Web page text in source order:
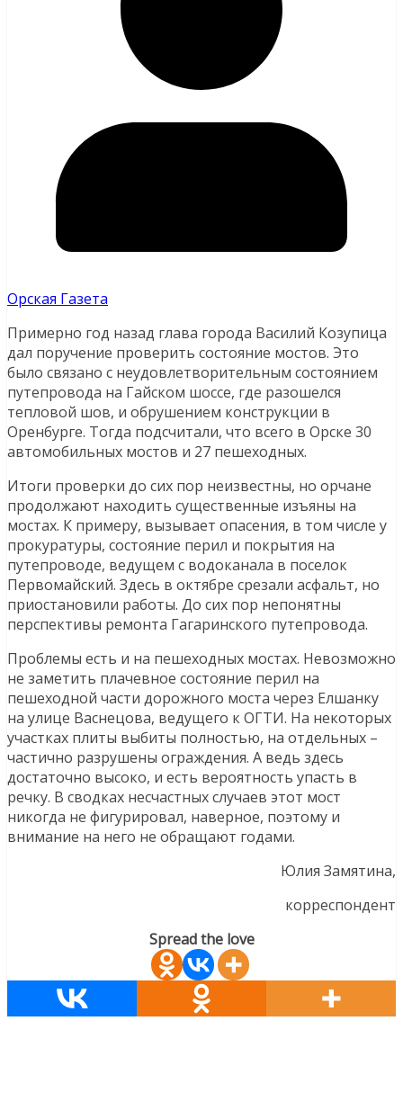
Орская Газета
Примерно год назад глава города Василий Козупица
дал поручение проверить состояние мостов. Это
было связано с неудовлетворительным состоянием
путепровода на Гайском шоссе, где разошелся
тепловой шов, и обрушением конструкции в
Оренбурге. Тогда подсчитали, что всего в Орске 30
автомобильных мостов и 27 пешеходных.
Итоги проверки до сих пор неизвестны, но орчане
продолжают находить существенные изъяны на
мостах. К примеру, вызывает опасения, в том числе у
прокуратуры, состояние перил и покрытия на
путепроводе, ведущем с водоканала в поселок
Первомайский. Здесь в октябре срезали асфальт, но
приостановили работы. До сих пор непонятны
перспективы ремонта Гагаринского путепровода.
Проблемы есть и на пешеходных мостах. Невозможно
не заметить плачевное состояние перил на
пешеходной части дорожного моста через Елшанку
на улице Васнецова, ведущего к ОГТИ. На некоторых
участках плиты выбиты полностью, на отдельных –
частично разрушены ограждения. А ведь здесь
достаточно высоко, и есть вероятность упасть в
речку. В сводках несчастных случаев этот мост
никогда не фигурировал, наверное, поэтому и
внимание на него не обращают годами.
Юлия Замятина,
корреспондент
Spread the love